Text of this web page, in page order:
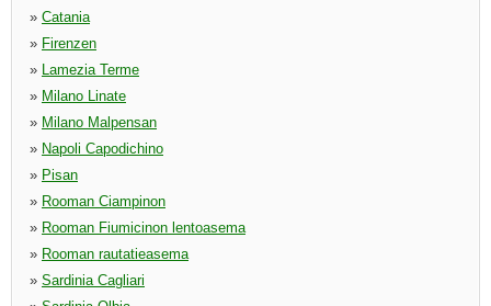
» Catania
» Firenzen
» Lamezia Terme
» Milano Linate
» Milano Malpensan
» Napoli Capodichino
» Pisan
» Rooman Ciampinon
» Rooman Fiumicinon lentoasema
» Rooman rautatieasema
» Sardinia Cagliari